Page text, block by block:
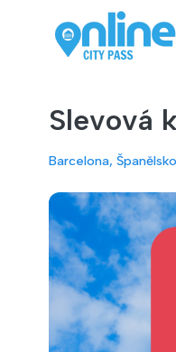
Slevová
Barcelona, Španělsko